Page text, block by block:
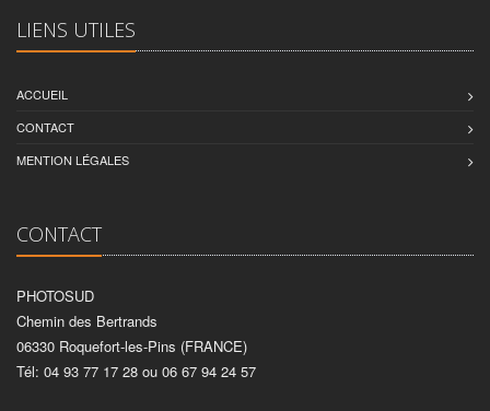
LIENS UTILES
ACCUEIL
CONTACT
MENTION LÉGALES
CONTACT
PHOTOSUD
Chemin des Bertrands
06330 Roquefort-les-Pins (FRANCE)
Tél: 04 93 77 17 28 ou 06 67 94 24 57